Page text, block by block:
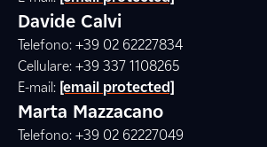
Davide Calvi
Telefono: +39 02 62227834
Cellulare: +39 337 1108265
E-mail: [email protected]
Marta Mazzacano
Telefono: +39 02 62227049